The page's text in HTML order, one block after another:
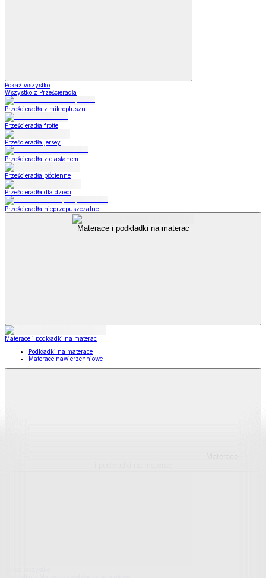
Pokaż wszystko
Wszystko z Prześcieradła
Prześcieradła z mikropluszu
Prześcieradła frotte
Prześcieradła jersey
Prześcieradła z elastanem
Prześcieradła płócienne
Prześcieradła dla dzieci
Prześcieradła nieprzepuszczalne
Materace i podkładki na materac
Materace i podkładki na materac
Podkładki na materace
Materace nawierzchniowe